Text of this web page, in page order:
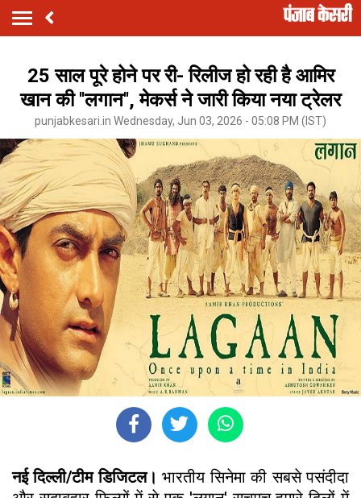
25 साल पूरे होने पर री- रिलीज हो रही है आमिर
खान की ''लगान'', मेकर्स ने जारी किया नया ट्रेलर
punjabkesari.in Wednesday, Jun 03, 2026 - 05:08 PM (IST)
नई दिल्ली/टीम डिजिटल।भारतीय सिनेमा की सबसे पसंदीदा